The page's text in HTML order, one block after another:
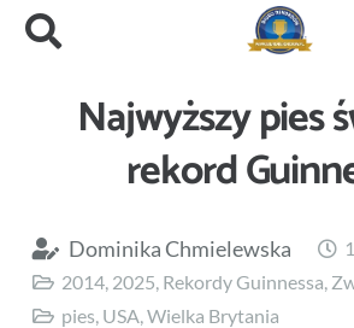
Najwyższy pies
rekord
Dominika Chmielewska
2014, 2025, Rekordy Guinnessa,
pies, USA,Wielka Brytania